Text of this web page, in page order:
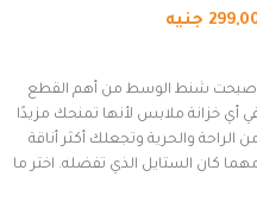
جنيه
شنط الوسط من أهم القطع
أي خزانة ملابس لأنها تمنحك مزيدًا
الراحة والحرية وتجعلك أكثر أناقة
كان الستايل الذي تفضله. اختر ما